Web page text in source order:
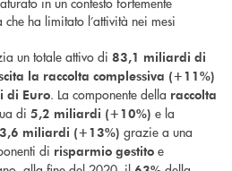
ha limitato l’attività nei mesi
un totale attivo di 83,1 miliardi di
la raccolta complessiva (+11%)
di Euro. La componente della raccolta
di 5,2 miliardi (+10%) e la
3,6 miliardi (+13%) grazie a una
di risparmio gestito e